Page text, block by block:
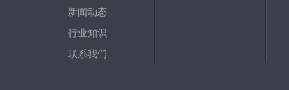
新闻动态
行业知识
联系我们